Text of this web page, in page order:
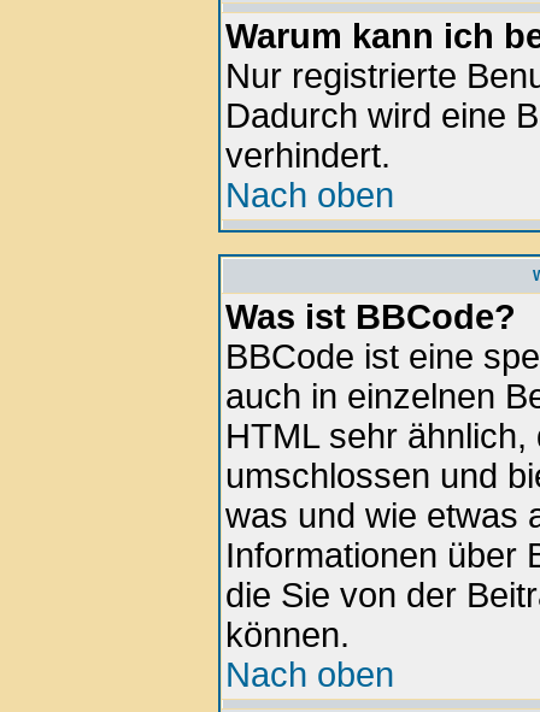
Warum kann ich
Nur registrierte
Dadurch wird eine
verhindert.
Nach oben
Was ist BBCode?
BBCode ist eine
auch in einzelnen
HTML sehr
umschlossen und
was und wie etwas
Informationen über
die Sie von der
können.
Nach oben